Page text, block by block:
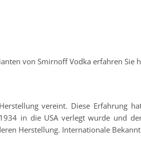
von Smirnoff Vodka erfahren Sie
vereint. Diese Erfahrung
in die USA verlegt wurde und
Herstellung. Internationale